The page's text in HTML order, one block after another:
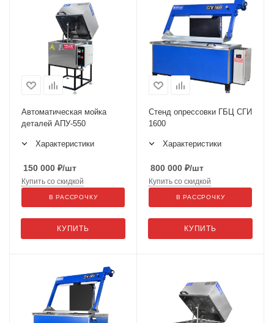
Автоматическая мойка
деталей АПУ-550
Характеристики
150 000 ₽/шт
КУПИТЬ
Купить со скидкой
В РАССРОЧКУ
Стенд опрессовки ГБЦ СГИ
1600
Характеристики
800 000 ₽/шт
КУПИТЬ
Купить со скидкой
В РАССРОЧКУ